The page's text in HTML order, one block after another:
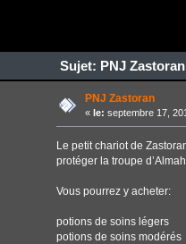
Sujet: PNJ
PNJ Zastoran
« le: septembre 17,
Le petit chariot de
protéger la troupe
Vous pourrez y acheter:
potions de soins
potions de soins